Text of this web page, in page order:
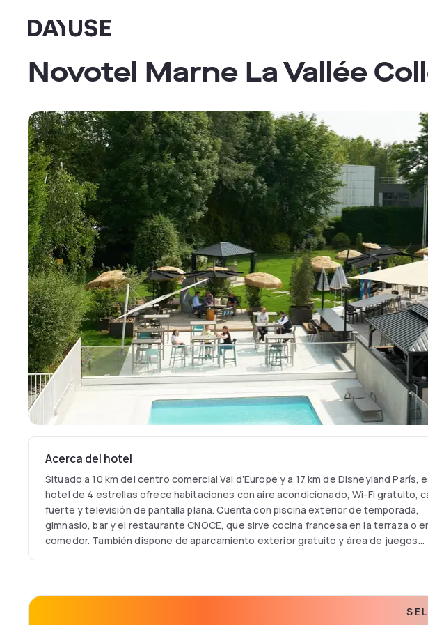
Dayuse
Novotel Marne La Vallée
Acerca del hotel
Situado a 10 km del centro comercial Val d’Europe y a 17 km de Disneyland París,
hotel de 4 estrellas ofrece habitaciones con aire acondicionado, Wi-Fi gratuito,
fuerte y televisión de pantalla plana. Cuenta con piscina exterior de temporada,
gimnasio, bar y el restaurante CNOCE, que sirve cocina francesa en la terraza o
comedor. También dispone de aparcamiento exterior gratuito y área de juegos